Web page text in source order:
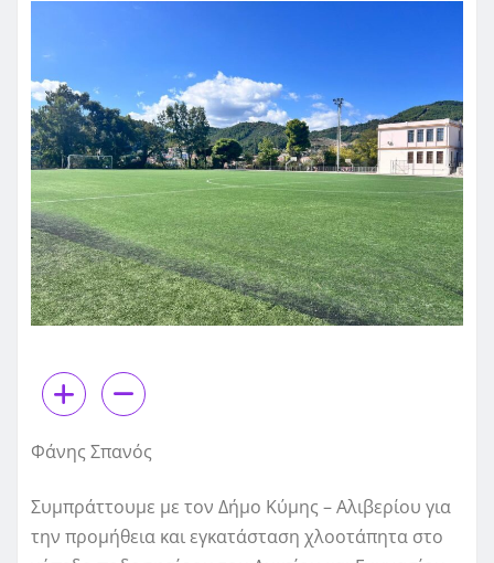
Φάνης Σπανός
Συμπράττουμε με τον Δήμο Κύμης – Αλιβερίου για
την προμήθεια και εγκατάσταση χλοοτάπητα στο